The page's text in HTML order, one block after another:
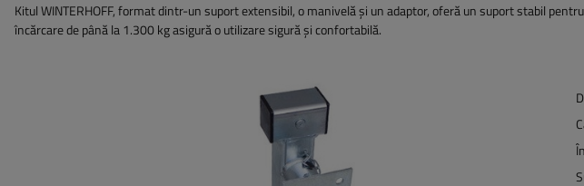
Kitul WINTERHOFF, format dintr-un suport extensibil, o manivelă și un adaptor, oferă un suport stabil
încărcare de până la 1.300 kg asigură o utilizare sigură și confortabilă.